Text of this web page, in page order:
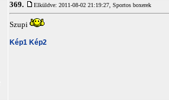
369. Elküldve: 2011-08-02 21:19:27, Sportos boxerek
Szupi
Kép1 Kép2